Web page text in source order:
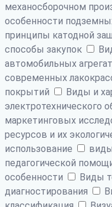
механосборочном
особенности
принципы катодной
способы закупок
автомобильных
современных
покрытий
Виды и
электротехнического
маркетинговых
ресурсов и их
использование
педагогической
особенности
Виды
диагностирования